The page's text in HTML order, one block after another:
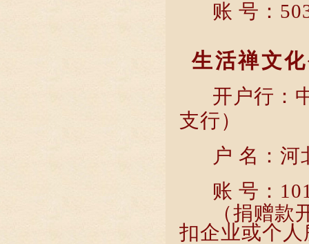
账 号：
生活禅文
开户行：
支行）
户 名：
账 号：
（捐赠
扣企业或个